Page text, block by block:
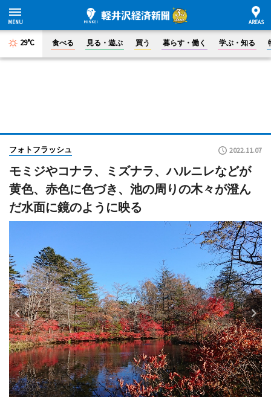
29°C 食べる 見る・遊ぶ 買う 暮らす・働く 学ぶ・知る
フォトフラッシュ 2022.11.07
モミジやコナラ、ミズナラ、ハルニレなどが
黄色、赤色に色づき、池の周りの木々が澄ん
だ水面に鏡のように映る